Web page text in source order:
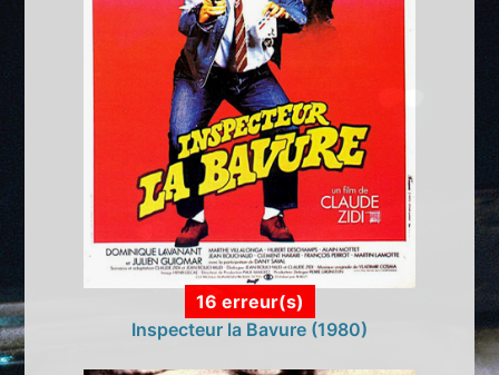
16 erreur(s)
Inspecteur la Bavure (1980)